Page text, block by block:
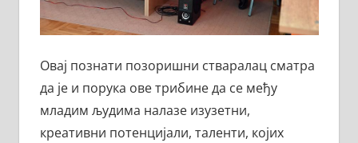
Овај познати позоришни стваралац сматра
да је и порука ове трибине да се међу
младим људима налазе изузетни,
креативни потенцијали, таленти, којих